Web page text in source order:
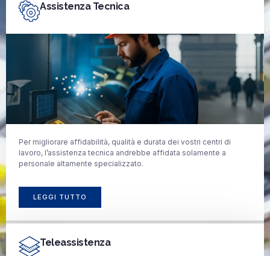
Assistenza Tecnica
Per migliorare affidabilità, qualità e durata dei vostri centri di
lavoro, l’assistenza tecnica andrebbe affidata solamente a
personale altamente specializzato.
LEGGI TUTTO
Teleassistenza